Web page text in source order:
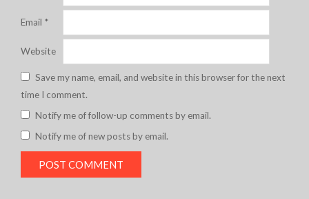
Email *
Website
Save my name, email, and website in this browser for the next
time I comment.
Notify me of follow-up comments by email.
Notify me of new posts by email.